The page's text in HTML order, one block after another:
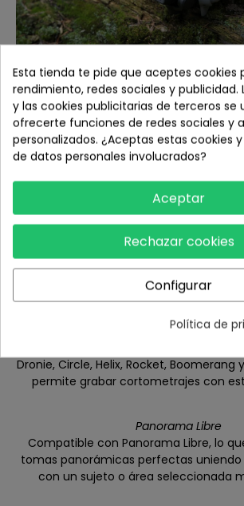
ActiveTrack 360°
Mini 5 Pro captura cada momento
importar donde estés. El ActiveTrack
ofrece seguimiento personalizable en
presenta un rendimiento de
seguro [8].
Modos inteligentes
MasterShots
según las necesidades de retrato,
disparos a larga distancia.
QuickShots
Dronie, Circle, Helix, Rocket, Boomerang
permite grabar cortometrajes con
Panorama Libre
Compatible con Panorama Libre, lo
tomas panorámicas perfectas uniendo
con un sujeto o área seleccionada
Esta tienda te pide que aceptes cookies
rendimiento, redes sociales y publicidad.
y las cookies publicitarias de terceros se
ofrecerte funciones de redes sociales y
personalizados. ¿Aceptas estas cookies
de datos personales involucrados?
Aceptar
Rechazar cookies
Configurar
Política de